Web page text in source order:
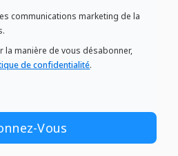
communications marketing de la
la manière de vous désabonner,
de confidentialité.